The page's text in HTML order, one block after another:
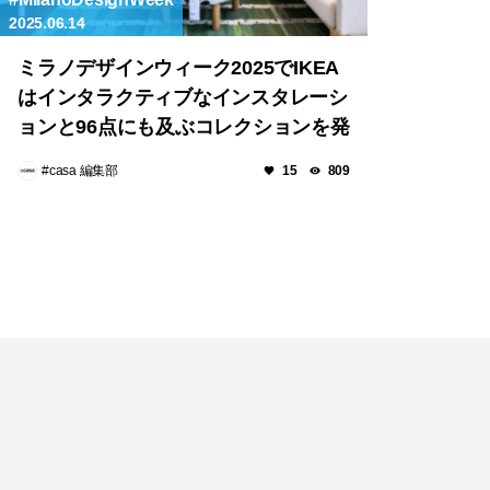
2025.06.14
ミラノデザインウィーク2025でIKEA
はインタラクティブなインスタレーシ
ョンと96点にも及ぶコレクションを発
#casa 編集部 15 809